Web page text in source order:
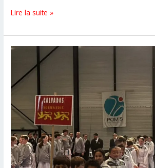
Une
ceinture
noire
dan
au
CSKS14
Lire la suite »